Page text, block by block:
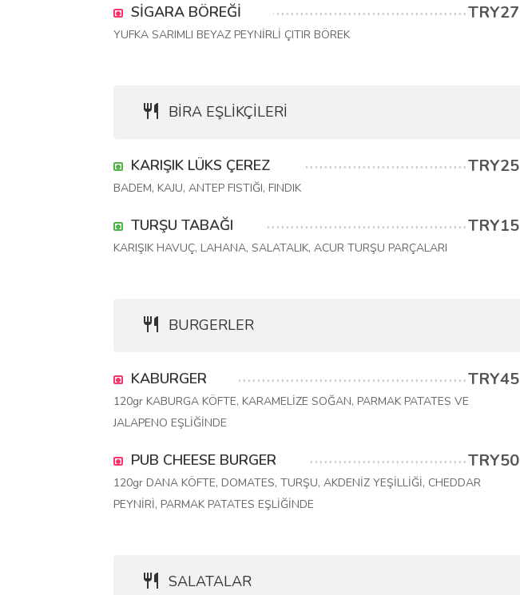
SİGARA BÖREĞİ TRY27
YUFKA SARIMLI BEYAZ PEYNİRLİ ÇITIR BÖREK
BİRA EŞLİKÇİLERİ
KARIŞIK LÜKS ÇEREZ TRY25
BADEM, KAJU, ANTEP FISTIĞI, FINDIK
TURŞU TABAĞI TRY15
KARIŞIK HAVUÇ, LAHANA, SALATALIK, ACUR TURŞU PARÇALARI
BURGERLER
KABURGER TRY45
120gr KABURGA KÖFTE, KARAMELİZE SOĞAN, PARMAK PATATES VE
JALAPENO EŞLİĞİNDE
PUB CHEESE BURGER TRY50
120gr DANA KÖFTE, DOMATES, TURŞU, AKDENİZ YEŞİLLİĞİ, CHEDDAR
PEYNİRİ, PARMAK PATATES EŞLİĞİNDE
SALATALAR